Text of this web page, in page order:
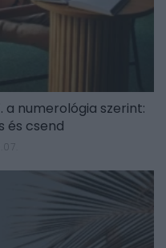
a numerológia szerint:
és csend